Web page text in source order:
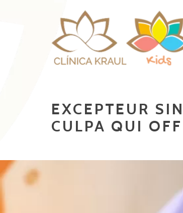
EXCEPTEUR
CULPA QUI